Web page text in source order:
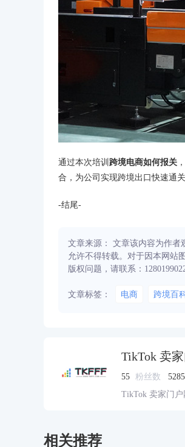
通过本次培训 跨境电商如何报关
合，为公司实现跨境出口快速通关
-结尾-
文章来源： 文章该内容为作者
允许不得转载。对于因本网站
版权问题，请联系：
文章标签： 电商 跨境百
TikTok 卖
55 粉丝数
TikTok 卖家门
相关推荐